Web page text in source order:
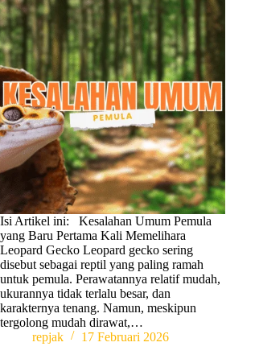
Isi Artikel ini: Kesalahan Umum Pemula
yang Baru Pertama Kali Memelihara
Leopard Gecko Leopard gecko sering
disebut sebagai reptil yang paling ramah
untuk pemula. Perawatannya relatif mudah,
ukurannya tidak terlalu besar, dan
karakternya tenang. Namun, meskipun
tergolong mudah dirawat,…
repjak
17 Februari 2026